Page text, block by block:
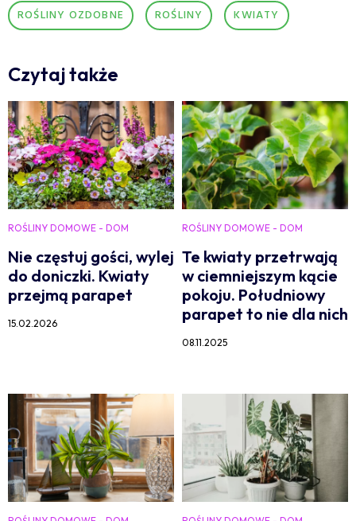
ROŚLINY OZDOBNE ROŚLINY KWIATY
Czytaj także
ROŚLINY DOMOWE - DOM
Nie częstuj gości, wylej
do doniczki. Kwiaty
przejmą parapet
15.02.2026
ROŚLINY DOMOWE - DOM
Te kwiaty przetrwają
w ciemniejszym kącie
pokoju. Południowy
parapet to nie dla nich
08.11.2025